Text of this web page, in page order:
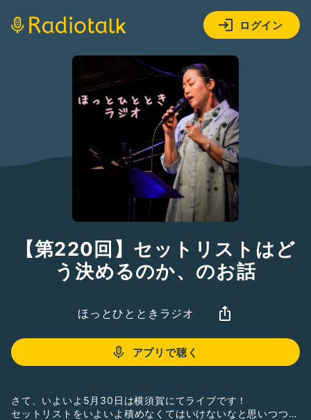
ログイン
【第220回】セットリストはど
う決めるのか、のお話
ほっとひとときラジオ
アプリで聴く
さて、いよいよ5月30日は横須賀にてライブです！
セットリストをいよいよ積めなくてはいけないなと思いつつ…